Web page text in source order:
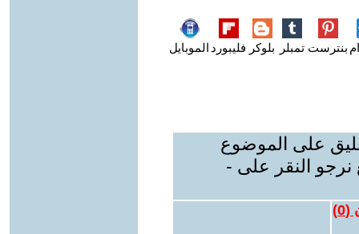
بنترست تمبلر بلوكر فليبورد الموبايل
على الموضوع
نرجو النقر على -
(
0
)